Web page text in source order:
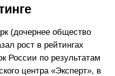
(дочернее общество
рост в рейтингах
России по результатам
центра «Эксперт», в